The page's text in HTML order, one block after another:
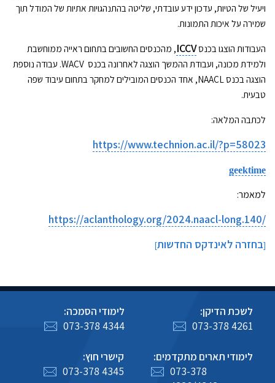
ויעיל של הטיות, עדכון ידע עובדתי, שליטה בהתנהגויות אתיות של המודל תוך
שמירה על איכות התמונות.
העבודות הוצגו בכנסICCV, מהכנסים החשובים בתחום ראייה ממוחשבת
ולמידת מכונה, ועבודת ההמשך הוצגה לאחרונה בכנס WACV
. עבודה נוספת
הוצגה בכנס NAACL, אחד הכנסים המובילים למחקר בתחום עיבוד שפה
טבעית.
לכתבה המלאה:
https://www.technion.ac.il/?p=58023
geektime
למאמר:
https://aclanthology.org/2024.naacl-long.140/
[בחזרה לאינדקס החדשות]
לשכת הדיקן:
073-378 4261
לימודי הסמכה:
073-378 4344
לימודי תארים מתקדמים:
073-378
קישרי חוץ:
073-378 4345